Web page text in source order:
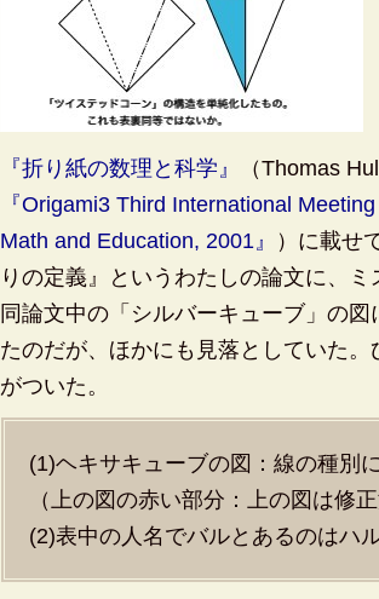
『折り紙の数理と科学』
（Thomas
『Origami3 Third International
Math and Education, 2001』
）に載せ
りの定義』というわたしの論文に、
同論文中の「シルバーキューブ」の
たのだが、ほかにも見落としていた
がついた。
(1)ヘキサキューブの図：線の種別
（上の図の赤い部分：上の図は修
(2)表中の人名でバルとあるのはハ